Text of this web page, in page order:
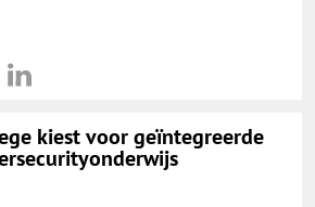
kiest voor geïntegreerde